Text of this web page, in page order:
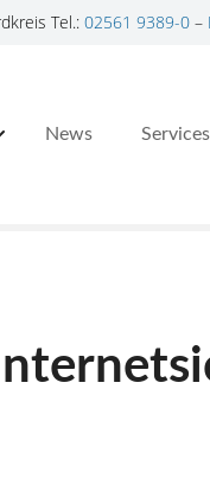
Tel.: 02561 9389-0–
News Services